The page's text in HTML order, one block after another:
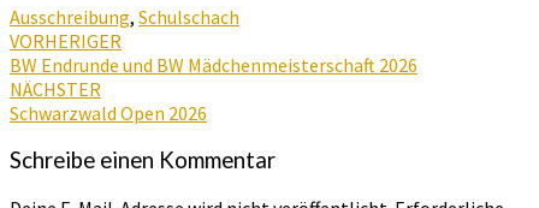
Ausschreibung, Schulschach
Beitragsnavigation
VORHERIGER
BW Endrunde und BW Mädchenmeisterschaft 2026
NÄCHSTER
Schwarzwald Open 2026
Schreibe einen Kommentar